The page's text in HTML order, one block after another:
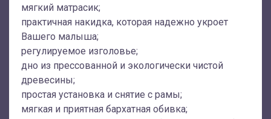
мягкий матрасик;
практичная накидка, которая надежно укроет
Вашего малыша;
регулируемое изголовье;
дно из прессованной и экологически чистой
древесины;
простая установка и снятие с рамы;
мягкая и приятная бархатная обивка;